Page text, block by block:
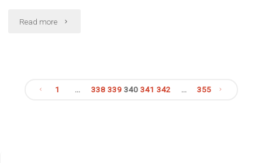
Read more "IKEA
1 … 338 339 340 341 342 … 355